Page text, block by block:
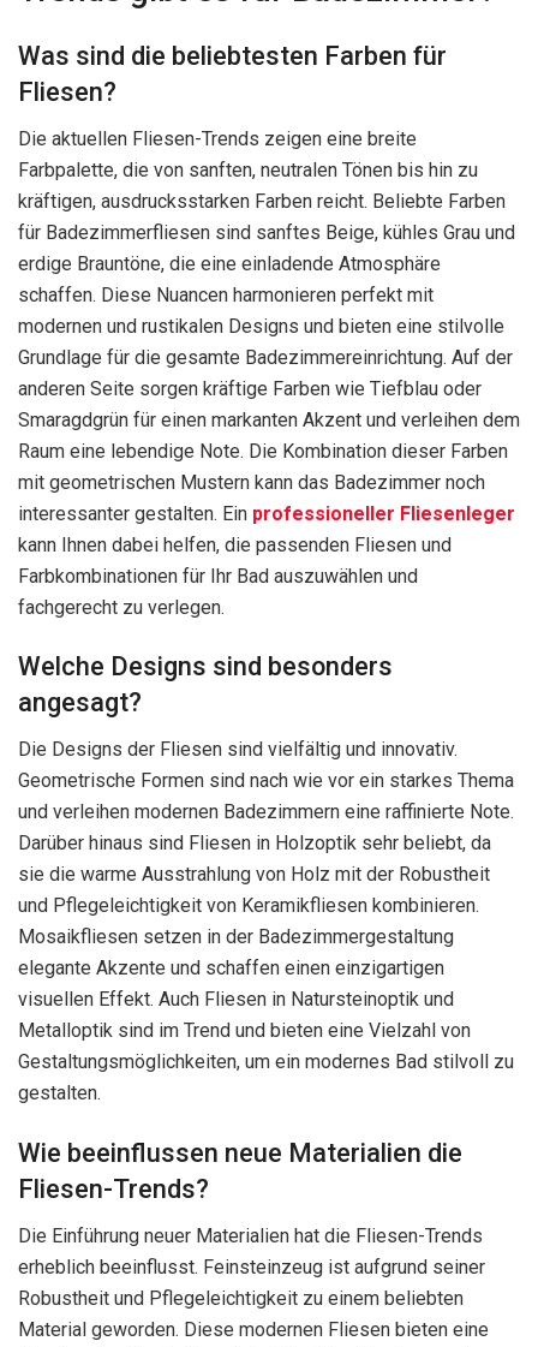
Was sind die beliebtesten Farben für
Fliesen?
Die aktuellen Fliesen-Trends zeigen eine breite
Farbpalette, die von sanften, neutralen Tönen bis hin zu
kräftigen, ausdrucksstarken Farben reicht. Beliebte Farben
für Badezimmerfliesen sind sanftes Beige, kühles Grau und
erdige Brauntöne, die eine einladende Atmosphäre
schaffen. Diese Nuancen harmonieren perfekt mit
modernen und rustikalen Designs und bieten eine stilvolle
Grundlage für die gesamte Badezimmereinrichtung. Auf der
anderen Seite sorgen kräftige Farben wie Tiefblau oder
Smaragdgrün für einen markanten Akzent und verleihen dem
Raum eine lebendige Note. Die Kombination dieser Farben
mit geometrischen Mustern kann das Badezimmer noch
interessanter gestalten. Ein professioneller Fliesenleger
kann Ihnen dabei helfen, die passenden Fliesen und
Farbkombinationen für Ihr Bad auszuwählen und
fachgerecht zu verlegen.
Welche Designs sind besonders
angesagt?
Die Designs der Fliesen sind vielfältig und innovativ.
Geometrische Formen sind nach wie vor ein starkes Thema
und verleihen modernen Badezimmern eine raffinierte Note.
Darüber hinaus sind Fliesen in Holzoptik sehr beliebt, da
sie die warme Ausstrahlung von Holz mit der Robustheit
und Pflegeleichtigkeit von Keramikfliesen kombinieren.
Mosaikfliesen setzen in der Badezimmergestaltung
elegante Akzente und schaffen einen einzigartigen
visuellen Effekt. Auch Fliesen in Natursteinoptik und
Metalloptik sind im Trend und bieten eine Vielzahl von
Gestaltungsmöglichkeiten, um ein modernes Bad stilvoll zu
gestalten.
Wie beeinflussen neue Materialien die
Fliesen-Trends?
Die Einführung neuer Materialien hat die Fliesen-Trends
erheblich beeinflusst. Feinsteinzeug ist aufgrund seiner
Robustheit und Pflegeleichtigkeit zu einem beliebten
Material geworden. Diese modernen Fliesen bieten eine